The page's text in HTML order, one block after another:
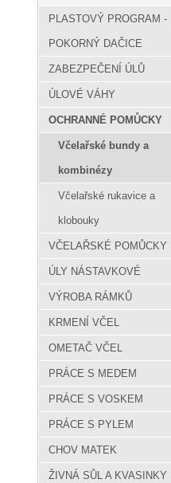
PLASTOVÝ PROGRAM -
POKORNÝ DAČICE
ZABEZPEČENÍ ÚLŮ
ÚLOVÉ VÁHY
OCHRANNÉ POMŮCKY
Včelařské bundy a
kombinézy
Včelařské rukavice a
klobouky
VČELAŘSKÉ POMŮCKY
ÚLY NÁSTAVKOVÉ
VÝROBA RÁMKŮ
KRMENÍ VČEL
OMETAČ VČEL
PRÁCE S MEDEM
PRÁCE S VOSKEM
PRÁCE S PYLEM
CHOV MATEK
ŽIVNÁ SŮL A KVASINKY